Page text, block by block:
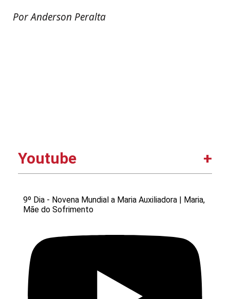
Por Anderson Peralta
Youtube
9º Dia - Novena Mundial a Maria Auxiliadora | Maria,
Mãe do Sofrimento